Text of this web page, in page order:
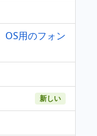
OS用のフォン
新しい